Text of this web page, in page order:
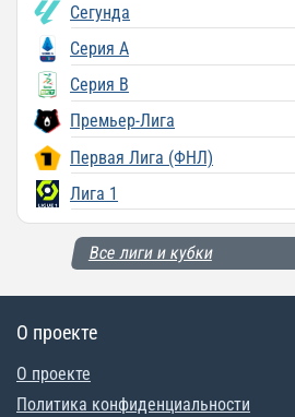
Сегунда
Серия A
Серия B
Премьер-Лига
Первая Лига (ФНЛ)
Лига 1
Все лиги и кубки
О проекте
О проекте
Политика конфиденциальности